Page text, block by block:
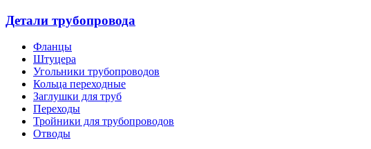
Детали трубопровода
Фланцы
Штуцера
Угольники трубопроводов
Кольца переходные
Заглушки для труб
Переходы
Тройники для трубопроводов
Отводы